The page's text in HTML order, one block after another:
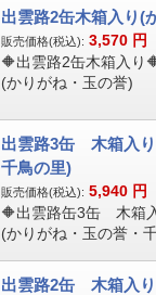
出雲路2缶木箱入り(
販売価格(税込): 3,570 円
🔶出雲路2缶木箱入
(かりがね・玉の誉)
出雲路3缶 木箱入り
千鳥の里)
販売価格(税込): 5,940 円
🔶出雲路缶3缶 木箱
(かりがね・玉の誉・
出雲路2缶 木箱入